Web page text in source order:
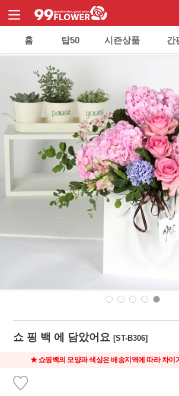
홈 탑50 시즌상품 간
쇼 핑 백 에 담았어요[ST-B306]
★ 쇼핑백의 모양과 색상은 배송지역에 따라 차이